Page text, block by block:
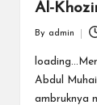
Al-
by
By admin
Abdul
ambruknya